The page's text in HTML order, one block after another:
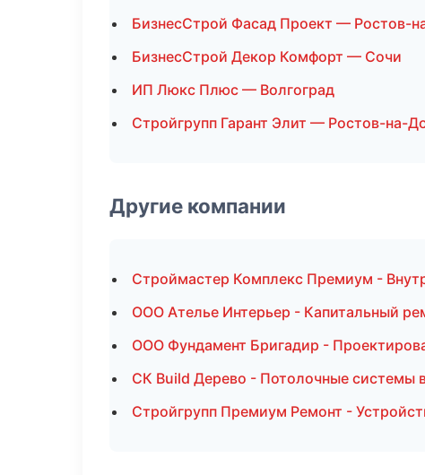
БизнесСтрой Фасад Проект — Ростов-
БизнесСтрой Декор Комфорт — Сочи
ИП Люкс Плюс — Волгоград
Стройгрупп Гарант Элит — Ростов-на-
Другие компании
Строймастер Комплекс Премиум -
ООО Ателье Интерьер - Капитальный
ООО Фундамент Бригадир -
СК Build Дерево - Потолочные системы
Стройгрупп Премиум Ремонт -